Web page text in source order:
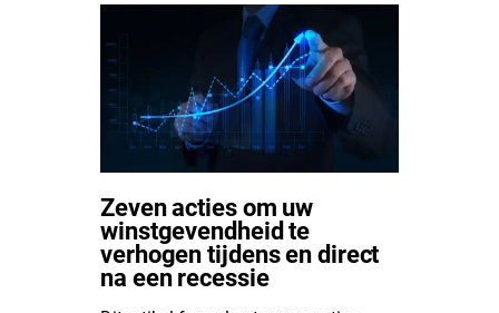
Zeven acties om uw
winstgevendheid te
verhogen tijdens en direct
na een recessie